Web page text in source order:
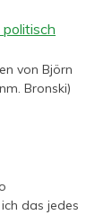
von Björn
Bronski)
das jedes